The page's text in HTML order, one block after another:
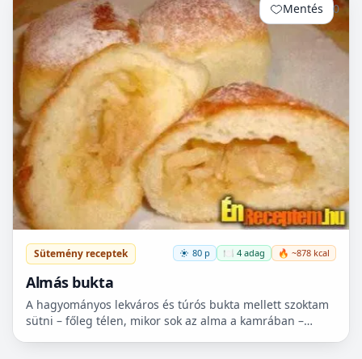
Mentés 0
Sütemény receptek 80 p 🍽️ 4 adag 🔥 ~878 kcal
Almás bukta
A hagyományos lekváros és túrós bukta mellett szoktam
sütni – főleg télen, mikor sok az alma a kamrában –